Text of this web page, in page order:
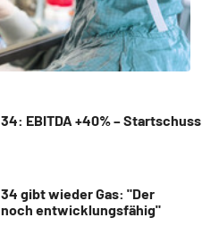
EBITDA +40% – Startschuss
gibt wieder Gas: "Der
entwicklungsfähig"